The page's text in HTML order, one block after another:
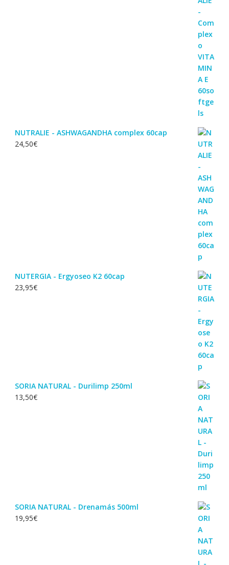
NUTRALIE - ASHWAGANDHA complex 60cap
24,50€
NUTERGIA - Ergyoseo K2 60cap
23,95€
SORIA NATURAL - Durilimp 250ml
13,50€
SORIA NATURAL - Drenamás 500ml
19,95€